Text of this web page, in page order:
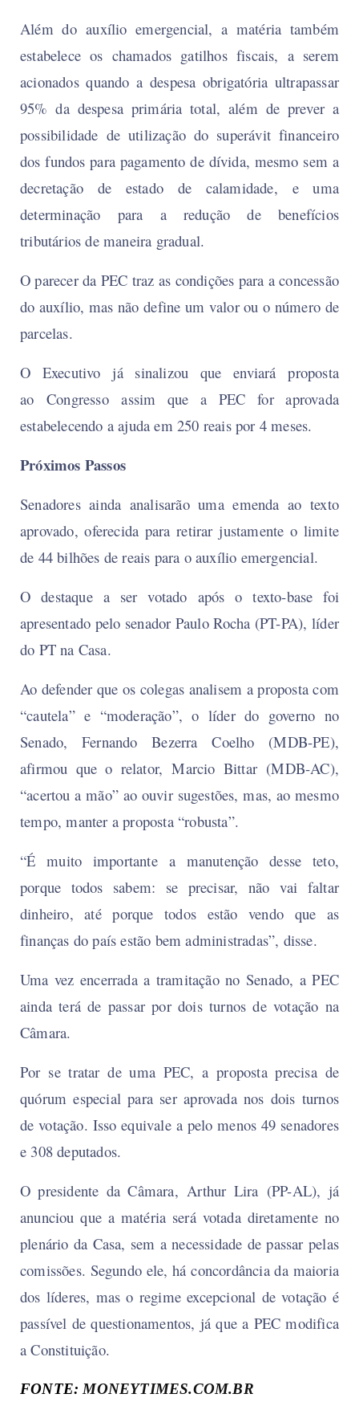
Além do auxílio emergencial, a matéria também
estabelece os chamados gatilhos fiscais, a serem
acionados quando a despesa obrigatória ultrapassar
95% da despesa primária total, além de prever a
possibilidade de utilização do superávit financeiro
dos fundos para pagamento de dívida, mesmo sem a
decretação de estado de calamidade, e uma
determinação para a redução de benefícios
tributários de maneira gradual.
O parecer da PEC traz as condições para a concessão
do auxílio, mas não define um valor ou o número de
parcelas.
O Executivo já sinalizou que enviará proposta
ao Congresso assim que a PEC for aprovada
estabelecendo a ajuda em 250 reais por 4 meses.
Próximos Passos
Senadores ainda analisarão uma emenda ao texto
aprovado, oferecida para retirar justamente o limite
de 44 bilhões de reais para o auxílio emergencial.
O destaque a ser votado após o texto-base foi
apresentado pelo senador Paulo Rocha (PT-PA), líder
do PT na Casa.
Ao defender que os colegas analisem a proposta com
“cautela” e “moderação”, o líder do governo no
Senado, Fernando Bezerra Coelho (MDB-PE),
afirmou que o relator, Marcio Bittar (MDB-AC),
“acertou a mão” ao ouvir sugestões, mas, ao mesmo
tempo, manter a proposta “robusta”.
“É muito importante a manutenção desse teto,
porque todos sabem: se precisar, não vai faltar
dinheiro, até porque todos estão vendo que as
finanças do país estão bem administradas”, disse.
Uma vez encerrada a tramitação no Senado, a PEC
ainda terá de passar por dois turnos de votação na
Câmara.
Por se tratar de uma PEC, a proposta precisa de
quórum especial para ser aprovada nos dois turnos
de votação. Isso equivale a pelo menos 49 senadores
e 308 deputados.
O presidente da Câmara, Arthur Lira (PP-AL), já
anunciou que a matéria será votada diretamente no
plenário da Casa, sem a necessidade de passar pelas
comissões. Segundo ele, há concordância da maioria
dos líderes, mas o regime excepcional de votação é
passível de questionamentos, já que a PEC modifica
a Constituição.
FONTE: MONEYTIMES.COM.BR